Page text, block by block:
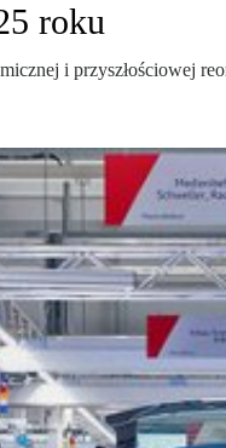
roku
i przyszłościowej